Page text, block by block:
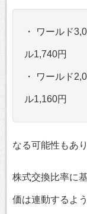
・ ワールド
ル1,740円
・ ワールド
ル1,160円
なる可能性もあり
株式交換比率に
価は連動するよ